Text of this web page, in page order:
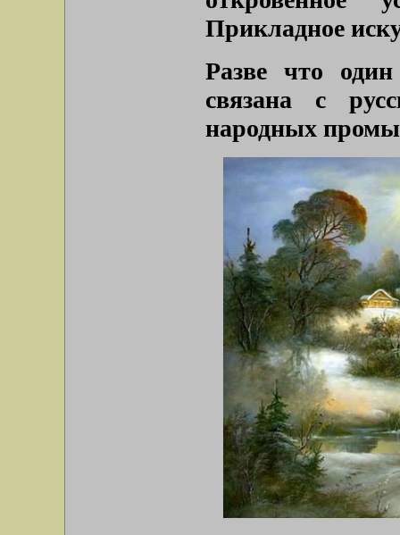
Прикладное
Разве что
связана с
народных